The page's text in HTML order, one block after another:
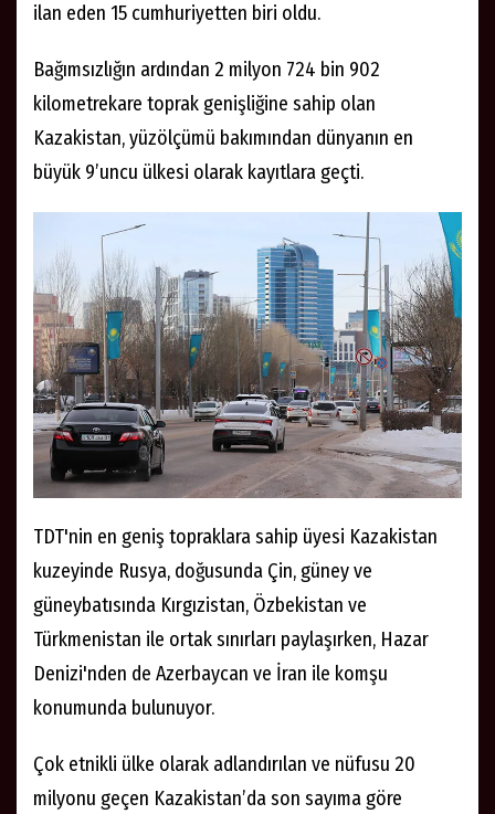
ilan eden 15 cumhuriyetten biri oldu.
Bağımsızlığın ardından 2 milyon 724 bin 902
kilometrekare toprak genişliğine sahip olan
Kazakistan, yüzölçümü bakımından dünyanın en
büyük 9’uncu ülkesi olarak kayıtlara geçti.
TDT'nin en geniş topraklara sahip üyesi Kazakistan
kuzeyinde Rusya, doğusunda Çin, güney ve
güneybatısında Kırgızistan, Özbekistan ve
Türkmenistan ile ortak sınırları paylaşırken, Hazar
Denizi'nden de Azerbaycan ve İran ile komşu
konumunda bulunuyor.
Çok etnikli ülke olarak adlandırılan ve nüfusu 20
milyonu geçen Kazakistan’da son sayıma göre